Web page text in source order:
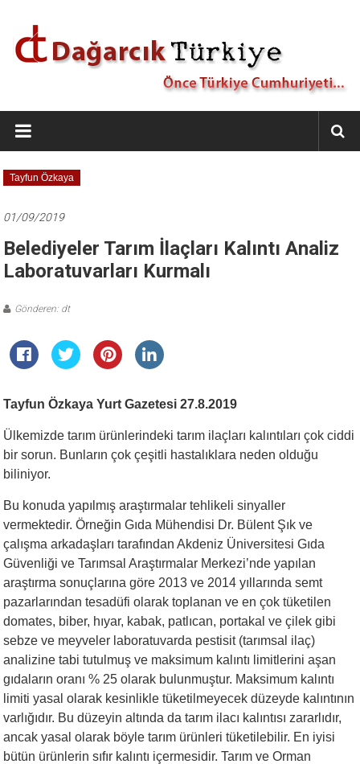
Dağarcık
Türkiye
Önce
Türkiye
Tayfun Özkaya
01/09/2019
Belediyeler Tarım İlaçları Kalıntı Analiz
Laboratuvarları Kurmalı
Gönderen: dt
Tayfun Özkaya Yurt Gazetesi 27.8.2019
Ülkemizde tarım ürünlerindeki tarım ilaçları kalıntıları çok ciddi
bir sorun. Bunların çok çeşitli hastalıklara neden olduğu
biliniyor.
Bu konuda yapılmış araştırmalar tehlikeli sinyaller
vermektedir. Örneğin Gıda Mühendisi Dr. Bülent Şık ve
çalışma arkadaşları tarafından Akdeniz Üniversitesi Gıda
Güvenliği ve Tarımsal Araştırmalar Merkezi’nde yapılan
araştırma sonuçlarına göre 2013 ve 2014 yıllarında semt
pazarlarından tesadüfi olarak toplanan ve en çok tüketilen
domates, biber, hıyar, kabak, patlıcan, portakal ve çilek gibi
sebze ve meyveler laboratuvarda pestisit (tarımsal ilaç)
analizine tabi tutulmuş ve maksimum kalıntı limitlerini aşan
gıdaların oranı % 25 olarak bulunmuştur. Maksimum kalıntı
limiti yasal olarak kesinlikle tüketilmeyecek düzeyde kalıntının
varlığıdır. Bu düzeyin altında da tarım ilacı kalıntısı zararlıdır,
ancak yasal olarak böyle tarım ürünleri tüketilebilir. En iyisi
bütün ürünlerin sıfır kalıntı içermesidir. Tarım ve Orman